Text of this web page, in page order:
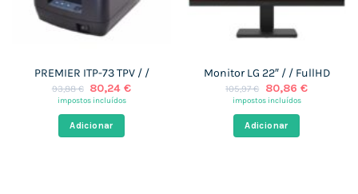
PREMIER ITP-73 TPV / /
93,88€ O
preço
era:
93,88 €.
80,24€O
impostos incluídos
Adicionar
Monitor LG 22″ / / FullHD
105,97€
O
preço
era:
105,97 €.
80,86 €O
impostos incluídos
Adicionar